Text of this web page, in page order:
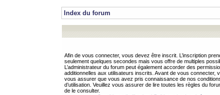
Index du forum
Afin de vous connecter, vous devez être inscrit. L’inscription
seulement quelques secondes mais vous offre de multiples
L’administrateur du forum peut également accorder des
additionnelles aux utilisateurs inscrits. Avant de vous connecter,
vous assurer que vous avez pris connaissance de nos
d’utilisation. Veuillez vous assurer de lire toutes les règles du
de le consulter.